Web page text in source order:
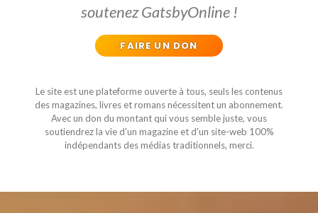
soutenez GatsbyOnline !
FAIRE UN DON
Le site est une plateforme ouverte à tous, seuls les contenus
des magazines, livres et romans nécessitent un abonnement.
Avec un don du montant qui vous semble juste, vous
soutiendrez la vie d'un magazine et d'un site-web 100%
indépendants des médias traditionnels, merci.